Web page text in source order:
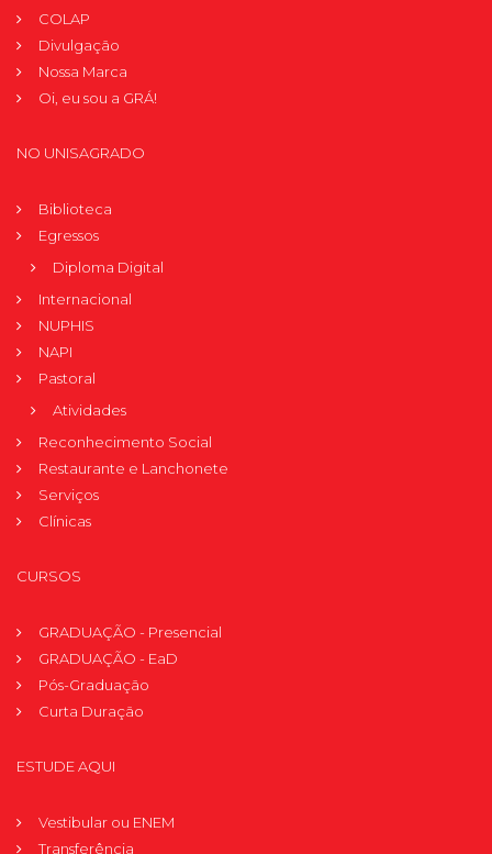
COLAP
Divulgação
Nossa Marca
Oi, eu sou a GRÁ!
NO UNISAGRADO
Biblioteca
Egressos
Diploma Digital
Internacional
NUPHIS
NAPI
Pastoral
Atividades
Reconhecimento Social
Restaurante e Lanchonete
Serviços
Clínicas
CURSOS
GRADUAÇÃO - Presencial
GRADUAÇÃO - EaD
Pós-Graduação
Curta Duração
ESTUDE AQUI
Vestibular ou ENEM
Transferência